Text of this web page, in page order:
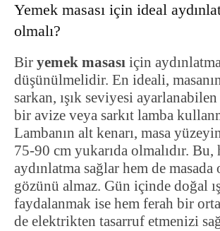
Yemek masası için ideal
olmalı?
Bir yemek masası için
düşünülmelidir. En ideali,
sarkan, ışık seviyesi
bir avize veya sarkıt lamba
Lambanın alt kenarı, masa
75-90 cm yukarıda olmalıdır.
aydınlatma sağlar hem de masada
gözünü almaz. Gün içinde doğal
faydalanmak ise hem ferah bir
de elektrikten tasarruf etmenizi